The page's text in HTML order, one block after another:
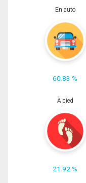
En auto
60.83 %
À pied
21.92 %